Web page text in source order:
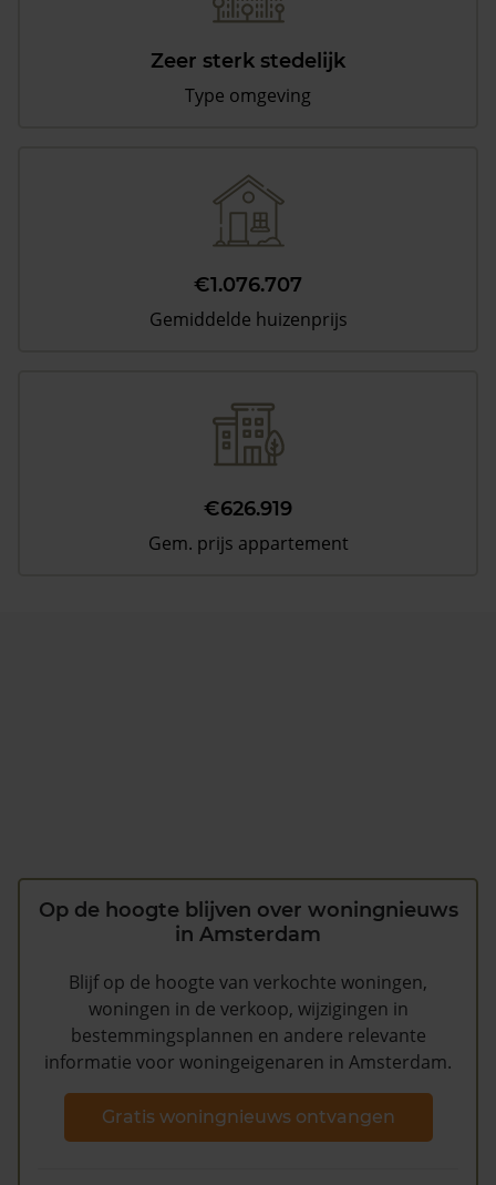
Zeer sterk stedelijk
Type omgeving
€1.076.707
Gemiddelde huizenprijs
€626.919
Gem. prijs appartement
Op de hoogte blijven over woningnieuws
in Amsterdam
Blijf op de hoogte van verkochte woningen,
woningen in de verkoop, wijzigingen in
bestemmingsplannen en andere relevante
informatie voor woningeigenaren in Amsterdam.
Gratis woningnieuws ontvangen